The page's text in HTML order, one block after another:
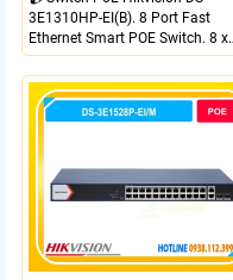
3E1310HP-EI(B). 8 Port Fast
Ethernet Smart POE Switch. 8 x
10/100M PoE Ports, 2 x Gigabit
Uplink Ports.